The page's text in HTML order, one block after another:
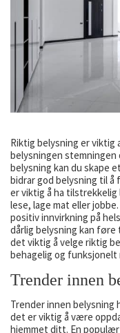
Riktig belysning er
belysningen
belysning kan du skape
bidrar god belysning til
er viktig å ha
lese, lage mat eller
positiv innvirkning på
dårlig belysning kan
det viktig å velge riktig
behagelig og
Trender innen
Trender innen belysning
det er viktig å være
hjemmet ditt. En